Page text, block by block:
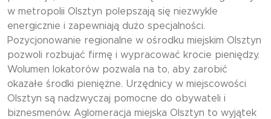
w metropolii Olsztyn polepszają się niezwykle
energicznie i zapewniają dużo specjalności.
Pozycjonowanie regionalne w ośrodku miejskim Olsztyn
pozwoli rozbujać firmę i wypracować krocie pieniędzy.
Wolumen lokatorów pozwala na to, aby zarobić
okazałe środki pieniężne. Urzędnicy w miejscowości
Olsztyn są nadzwyczaj pomocne do obywateli i
biznesmenów. Aglomeracja miejska Olsztyn to wyjątek